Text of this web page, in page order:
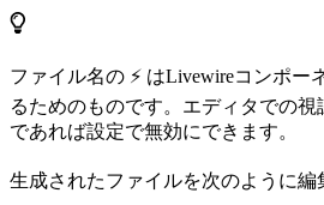
ファイル名の ⚡ はLivewireコンポー
るためのものです。エディタでの
であれば設定で無効にできます。
生成されたファイルを次のように編